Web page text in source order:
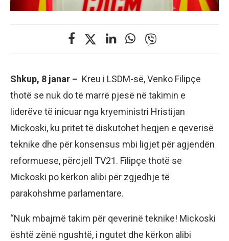
Shkup, 8 janar – Kreu i LSDM-së, Venko Filipçe
thotë se nuk do të marrë pjesë në takimin e
liderëve të inicuar nga kryeministri Hristijan
Mickoski, ku pritet të diskutohet heqjen e qeverisë
teknike dhe për konsensus mbi ligjet për agjendën
reformuese, përcjell TV21. Filipçe thotë se
Mickoski po kërkon alibi për zgjedhje të
parakohshme parlamentare.
“Nuk mbajmë takim për qeverinë teknike! Mickoski
është zënë ngushtë, i ngutet dhe kërkon alibi